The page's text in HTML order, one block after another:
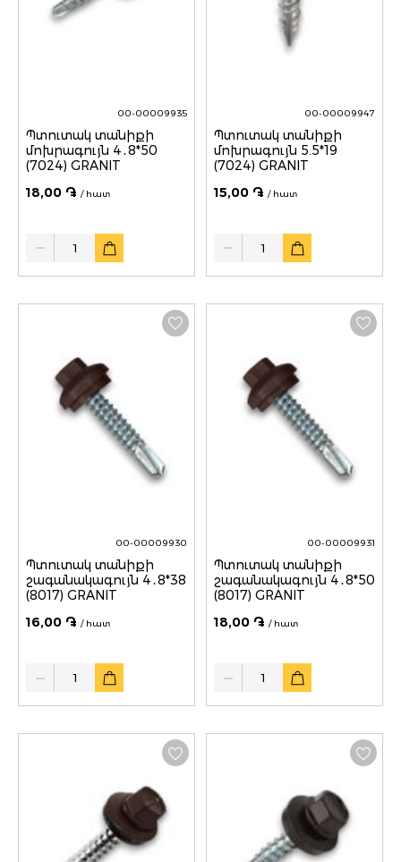
00-00009935
Պտուտակ տանիքի
մոխրագույն 4․8*50
(7024) GRANIT
18,00 ֏ / հատ
Quantity
00-00009947
Պտուտակ տանիքի
մոխրագույն 5.5*19
(7024) GRANIT
15,00 ֏ / հատ
Quantity
00-00009930
Պտուտակ տանիքի
շագանակագույն 4․8*38
(8017) GRANIT
16,00 ֏ / հատ
00-00009931
Պտուտակ տանիքի
շագանակագույն 4․8*50
(8017) GRANIT
18,00 ֏ / հատ